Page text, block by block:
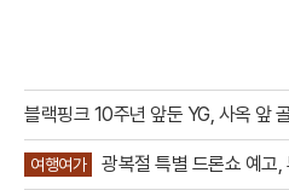
블랙핑크 10주년 앞둔 YG, 사옥 앞
여행여가 광복절 특별 드론쇼 예고,